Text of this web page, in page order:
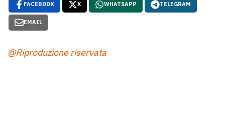
FACEBOOK X WHATSAPP TELEGRAM
EMAIL
@Riproduzione riservata